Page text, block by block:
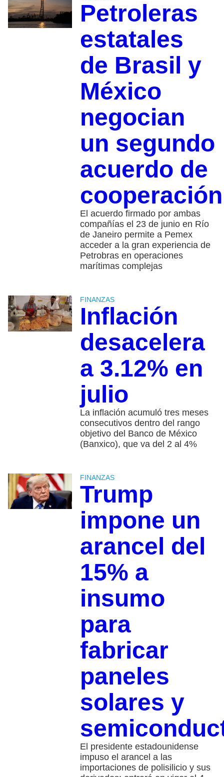
Petroleras
estatales
de Brasil y
México
negocian
un segundo
acuerdo de
cooperación
El acuerdo firmado por ambas
compañías el 23 de junio en Río
de Janeiro permite a Pemex
acceder a la gran experiencia de
Petrobras en operaciones
marítimas complejas
FINANZAS
Inflación
desacelera
a 3.12% en
julio
La inflación acumuló tres meses
consecutivos dentro del rango
objetivo del Banco de México
(Banxico), que va del 2 al 4%
FINANZAS
Trump
impone un
arancel del
15% a
insumo
para
fabricar
paneles
solares y
El presidente estadounidense
impuso el arancel a las
importaciones de polisilicio y sus